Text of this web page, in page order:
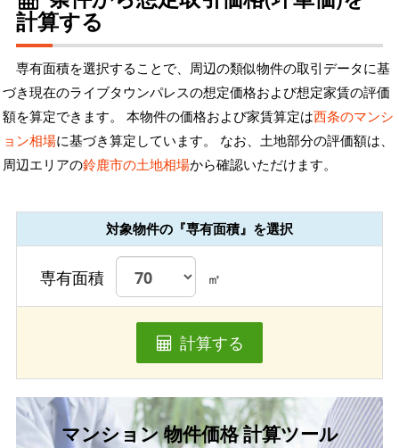
計算する
専有面積を選択することで、周辺の類似物件の取引データに基
づき現在のライブタウンパレスの想定価格および想定家賃の評価
額を算定できます。 本物件の価格および家賃算定は西条のマンシ
ョン相場に基づき算定しています。 なお、土地部分の評価額は、
周辺エリアの鈴鹿市の土地相場から確認いただけます。
対象物件の『専有面積』を選択
専有面積 ㎡
計算する
マンション 物件価格 計算ツール